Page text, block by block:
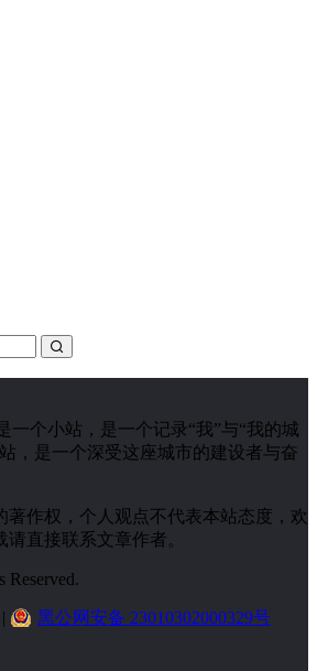
一个小站，是一个记录“我”与“我的城
，是一个深受这座城市的建设者与奋
著作权，个人观点不代表本站态度，欢
直接联系文章作者。
Reserved.
| 黑公网安备 23010302000329号